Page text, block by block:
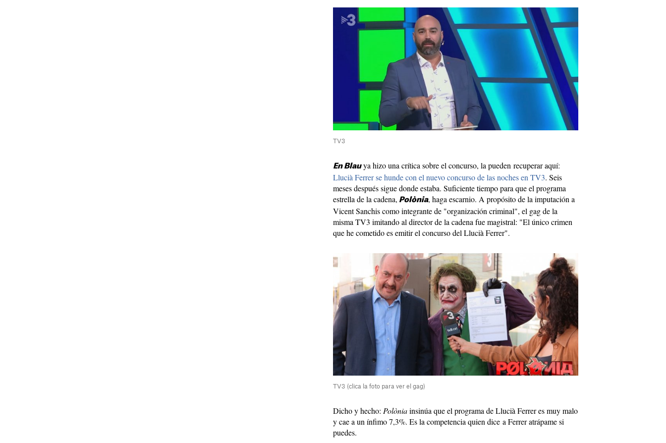
TV3
En Blauya hizo una crítica sobre el concurso, la pueden recuperar aquí:
Llucià Ferrer se hunde con el nuevo concurso de las noches en TV3. Seis
meses después sigue donde estaba. Suficiente tiempo para que el programa
estrella de la cadena, Polònia, haga escarnio. A propósito de la imputación a
Vicent Sanchis como integrante de "organización criminal", el gag de la
misma TV3 imitando al director de la cadena fue magistral: "El único crimen
que he cometido es emitir el concurso del Llucià Ferrer".
TV3 (clica la foto para ver el gag)
Dicho y hecho: Polòniainsinúa que el programa de Llucià Ferrer es muy malo
y cae a un ínfimo 7,3%. Es la competencia quien dice a Ferrer atrápame si
puedes.